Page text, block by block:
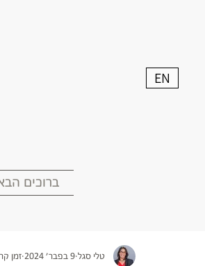
EN
ברוכים
טלי סגל 9 בפבר׳ 2024 זמן